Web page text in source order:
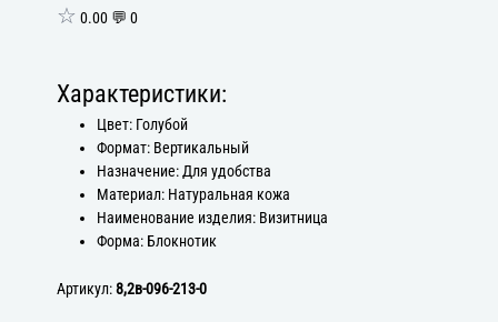
☆ 0.00 💬 0
Характеристики:
Цвет: Голубой
Формат: Вертикальный
Назначение: Для удобства
Материал: Натуральная кожа
Наименование изделия: Визитница
Форма: Блокнотик
Артикул:8,2в-096-213-0